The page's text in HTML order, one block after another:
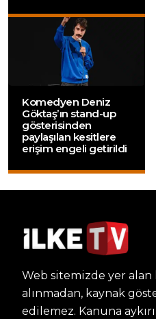
Komedyen Deniz
Göktaş’ın stand-up
gösterisinden
paylaşılan kesitlere
erişim engeli getirildi
Web sitemizde yer
alınmadan, kaynak
edilemez. Kanuna